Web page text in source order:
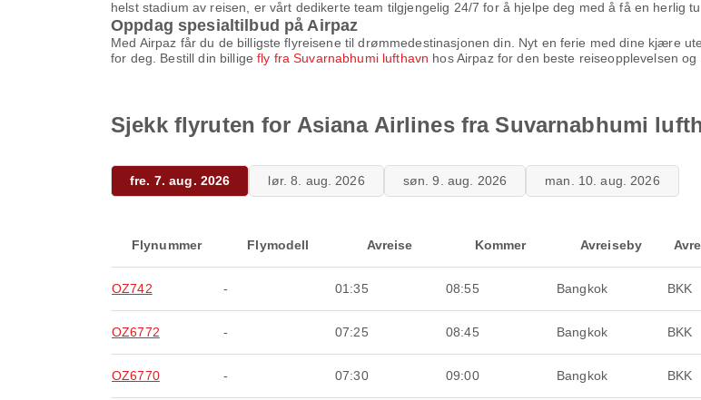
helst stadium av reisen, er vårt dedikerte team tilgjengelig 24/7 for å hjelpe deg med å få en herlig
Oppdag spesialtilbud på Airpaz
Med Airpaz får du de billigste flyreisene til drømmedestinasjonen din. Nyt en ferie med dine kjære
for deg. Bestill din billigefly fra Suvarnabhumi lufthavn hos Airpaz for den beste reiseopplevelsen og
Sjekk flyruten for Asiana Airlines fra Suvarnabhumi
fre. 7. aug. 2026 lør. 8. aug. 2026 søn. 9. aug. 2026 man. 10. aug. 2026
Flynummer Flymodell Avreise Kommer Avreiseby
OZ742 - 01:35 08:55 Bangkok BKK
OZ6772 - 07:25 08:45 Bangkok BKK
OZ6770 - 07:30 09:00 Bangkok BKK